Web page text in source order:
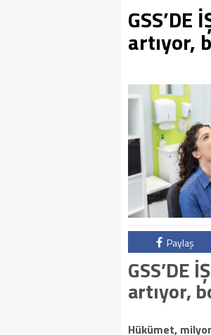
GSS’DE
artıyor,
Paylaş
GSS’DE
artıyor,
Hükümet,